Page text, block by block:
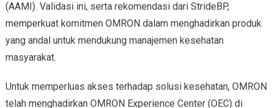
(AAMI). Validasi ini, serta rekomendasi dari StrideBP,
memperkuat komitmen OMRON dalam menghadirkan produk
yang andal untuk mendukung manajemen kesehatan
masyarakat.
Untuk memperluas akses terhadap solusi kesehatan, OMRON
telah menghadirkan OMRON Experience Center (OEC) di